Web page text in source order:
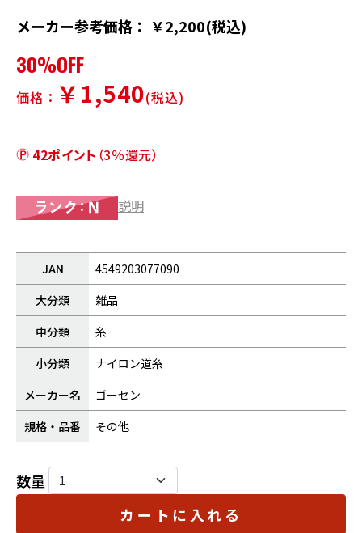
メーカー参考価格： ￥2,200(税込)
30%OFF
価格： ￥1,540(税込)
42ポイント （3％還元）
説明
JAN
4549203077090
大分類
雑品
中分類
糸
小分類
ナイロン道糸
メーカー名
ゴーセン
規格・品番
その他
数量
カートに入れる